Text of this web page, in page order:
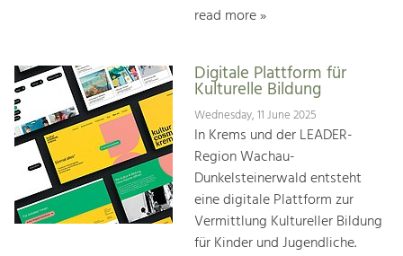
read more »
Digitale Plattform für
Kulturelle Bildung
Wednesday, 11 June 2025
In Krems und der LEADER-
Region Wachau-
Dunkelsteinerwald entsteht
eine digitale Plattform zur
Vermittlung Kultureller Bildung
für Kinder und Jugendliche.